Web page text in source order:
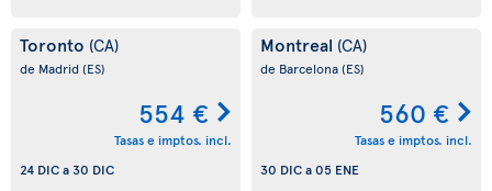
Toronto (CA)
de Madrid(ES)
554 €
Tasas e imptos. incl.
24 DICa 30 DIC
Montreal (CA)
de Barcelona(ES)
560 €
Tasas e imptos. incl.
30 DICa05 ENE